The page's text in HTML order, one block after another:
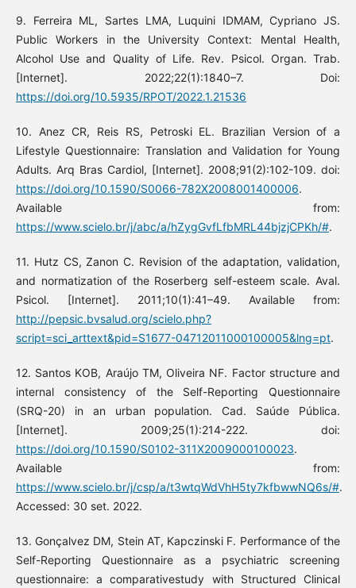
9. Ferreira ML, Sartes LMA, Luquini IDMAM, Cypriano JS.
Public Workers in the University Context: Mental Health,
Alcohol Use and Quality of Life. Rev. Psicol. Organ. Trab.
[Internet]. 2022;22(1):1840–7. Doi:
https://doi.org/10.5935/RPOT/2022.1.21536
10. Anez CR, Reis RS, Petroski EL. Brazilian Version of a
Lifestyle Questionnaire: Translation and Validation for Young
Adults. Arq Bras Cardiol, [Internet]. 2008;91(2):102-109. doi:
https://doi.org/10.1590/S0066-782X2008001400006.
Available from:
https://www.scielo.br/j/abc/a/hZygGvfLfbMRL44bjzjCPKh/#.
11. Hutz CS, Zanon C. Revision of the adaptation, validation,
and normatization of the Roserberg self-esteem scale. Aval.
Psicol. [Internet]. 2011;10(1):41–49. Available from:
http://pepsic.bvsalud.org/scielo.php?
script=sci_arttext&pid=S1677-04712011000100005&lng=pt.
12. Santos KOB, Araújo TM, Oliveira NF. Factor structure and
internal consistency of the Self-Reporting Questionnaire
(SRQ-20) in an urban population. Cad. Saúde Pública.
[Internet]. 2009;25(1):214-222. doi:
https://doi.org/10.1590/S0102-311X2009000100023.
Available from:
https://www.scielo.br/j/csp/a/t3wtqWdVhH5ty7kfbwwNQ6s/#.
Accessed: 30 set. 2022.
13. Gonçalvez DM, Stein AT, Kapczinski F. Performance of the
Self-Reporting Questionnaire as a psychiatric screening
questionnaire: a comparativestudy with Structured Clinical